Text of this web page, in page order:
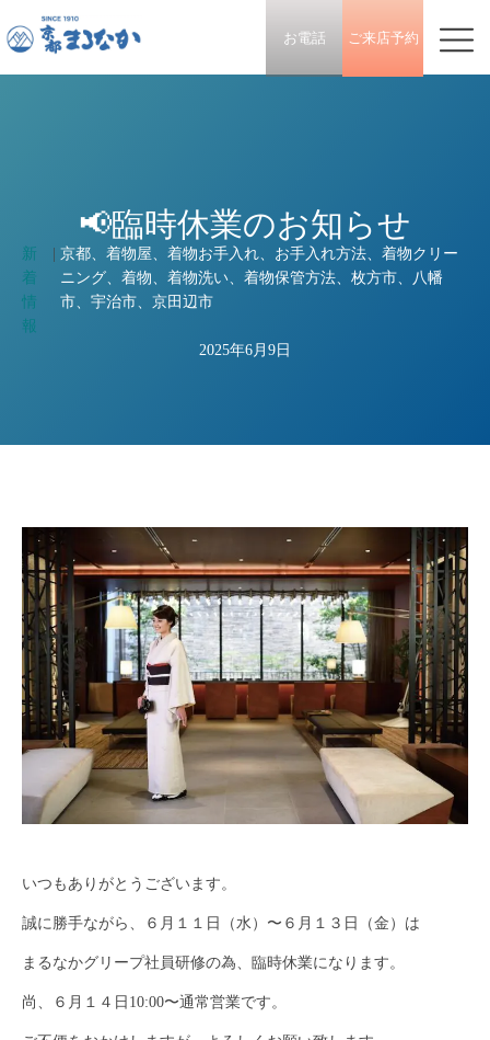
お電話 ご来店予約
📢臨時休業のお知らせ
新
着
情
報
|京都、着物屋、着物お手入れ、お手入れ方法、着物クリー
ニング、着物、着物洗い、着物保管方法、枚方市、八幡
市、宇治市、京田辺市
2025年6月9日
いつもありがとうございます。
誠に勝手ながら、６月１１日（水）〜６月１３日（金）は
まるなかグリープ社員研修の為、臨時休業になります。
尚、６月１４日10:00〜通常営業です。